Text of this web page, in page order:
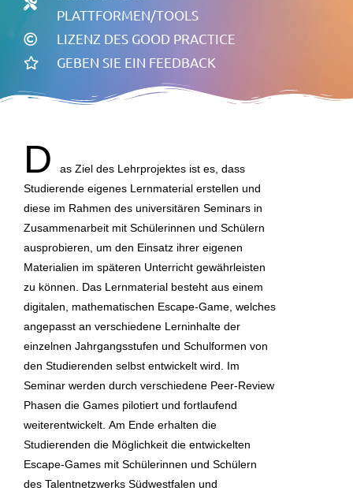
PLATTFORMEN/TOOLS
LIZENZ DES GOOD PRACTICE
GEBEN SIE EIN FEEDBACK
D
as Ziel des Lehrprojektes ist es, dass
Studierende eigenes Lernmaterial erstellen und
diese im Rahmen des universitären Seminars in
Zusammenarbeit mit Schülerinnen und Schülern
ausprobieren, um den Einsatz ihrer eigenen
Materialien im späteren Unterricht gewährleisten
zu können. Das Lernmaterial besteht aus einem
digitalen, mathematischen Escape-Game, welches
angepasst an verschiedene Lerninhalte der
einzelnen Jahrgangsstufen und Schulformen von
den Studierenden selbst entwickelt wird. Im
Seminar werden durch verschiedene Peer-Review
Phasen die Games pilotiert und fortlaufend
weiterentwickelt. Am Ende erhalten die
Studierenden die Möglichkeit die entwickelten
Escape-Games mit Schülerinnen und Schülern
des Talentnetzwerks Südwestfalen und